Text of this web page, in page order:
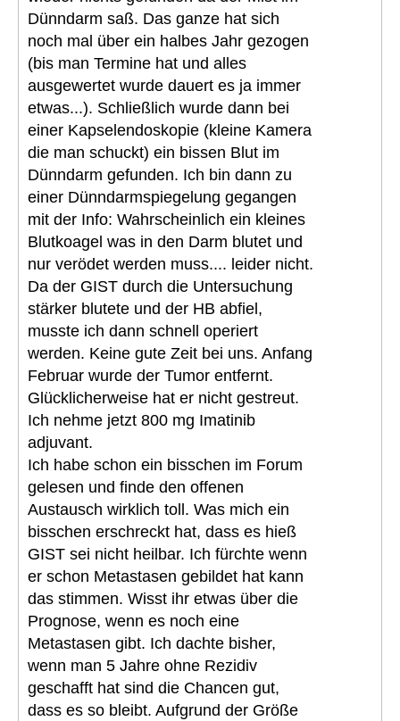
Dünndarm saß. Das ganze hat sich
noch mal über ein halbes Jahr gezogen
(bis man Termine hat und alles
ausgewertet wurde dauert es ja immer
etwas...). Schließlich wurde dann bei
einer Kapselendoskopie (kleine Kamera
die man schuckt) ein bissen Blut im
Dünndarm gefunden. Ich bin dann zu
einer Dünndarmspiegelung gegangen
mit der Info: Wahrscheinlich ein kleines
Blutkoagel was in den Darm blutet und
nur verödet werden muss.... leider nicht.
Da der GIST durch die Untersuchung
stärker blutete und der HB abfiel,
musste ich dann schnell operiert
werden. Keine gute Zeit bei uns. Anfang
Februar wurde der Tumor entfernt.
Glücklicherweise hat er nicht gestreut.
Ich nehme jetzt 800 mg Imatinib
adjuvant.
Ich habe schon ein bisschen im Forum
gelesen und finde den offenen
Austausch wirklich toll. Was mich ein
bisschen erschreckt hat, dass es hieß
GIST sei nicht heilbar. Ich fürchte wenn
er schon Metastasen gebildet hat kann
das stimmen. Wisst ihr etwas über die
Prognose, wenn es noch eine
Metastasen gibt. Ich dachte bisher,
wenn man 5 Jahre ohne Rezidiv
geschafft hat sind die Chancen gut,
dass es so bleibt. Aufgrund der Größe